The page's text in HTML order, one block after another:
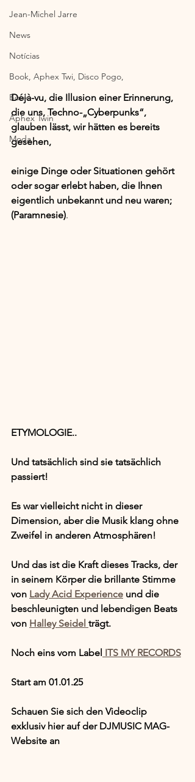
Jean-Michel Jarre
News
Notícias
Book, Aphex Twi, Disco Pogo,
Book
Aphex Twin
Moda
Déjà-vu, die Illusion einer Erinnerung,
die uns, Techno-„Cyberpunks“,
glauben lässt, wir hätten es bereits
gesehen,
einige Dinge oder Situationen gehört
oder sogar erlebt haben, die Ihnen
eigentlich unbekannt und neu waren;
(Paramnesie).
ETYMOLOGIE..
Und tatsächlich sind sie tatsächlich
passiert!
Es war vielleicht nicht in dieser
Dimension, aber die Musik klang ohne
Zweifel in anderen Atmosphären!
Und das ist die Kraft dieses Tracks, der
in seinem Körper die brillante Stimme
von Lady Acid Experience und die
beschleunigten und lebendigen Beats
von Halley Seidel trägt.
Noch eins vom Label ITS MY RECORDS
Start am 01.01.25
Schauen Sie sich den Videoclip
exklusiv hier auf der DJMUSIC MAG-
Website an